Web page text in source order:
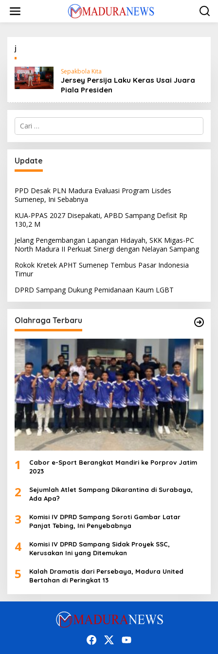
konten
j
Sepakbola Kita
Jersey Persija Laku Keras Usai Juara
Piala Presiden
Cari
untuk:
Update
PPD Desak PLN Madura Evaluasi Program Lisdes
Sumenep, Ini Sebabnya
KUA-PPAS 2027 Disepakati, APBD Sampang Defisit Rp
130,2 M
Jelang Pengembangan Lapangan Hidayah, SKK Migas-PC
North Madura II Perkuat Sinergi dengan Nelayan Sampang
Rokok Kretek APHT Sumenep Tembus Pasar Indonesia
Timur
DPRD Sampang Dukung Pemidanaan Kaum LGBT
Olahraga Terbaru
1
Cabor e-Sport Berangkat Mandiri ke Porprov Jatim
2023
2
Sejumlah Atlet Sampang Dikarantina di Surabaya,
Ada Apa?
3
Komisi IV DPRD Sampang Soroti Gambar Latar
Panjat Tebing, Ini Penyebabnya
4
Komisi IV DPRD Sampang Sidak Proyek SSC,
Kerusakan Ini yang Ditemukan
5
Kalah Dramatis dari Persebaya, Madura United
Bertahan di Peringkat 13